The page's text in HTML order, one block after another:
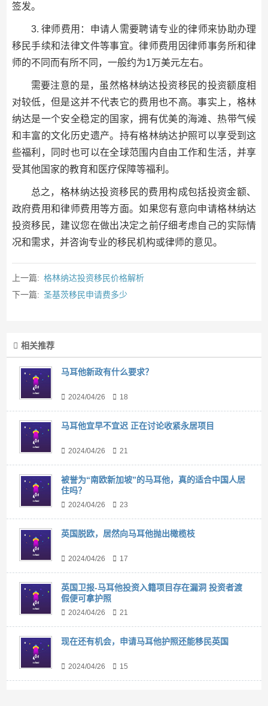
签发。
3. 律师费用：申请人需要聘请专业的律师来协助办理
移民手续和法律文件等事宜。律师费用因律师事务所和律
师的不同而有所不同，一般约为1万美元左右。
需要注意的是，虽然格林纳达投资移民的投资额度相
对较低，但是这并不代表它的费用也不高。事实上，格林
纳达是一个安全稳定的国家，拥有优美的海滩、热带气候
和丰富的文化历史遗产。持有格林纳达护照可以享受到这
些福利，同时也可以在全球范围内自由工作和生活，并享
受其他国家的教育和医疗保障等福利。
总之，格林纳达投资移民的费用构成包括投资金额、
政府费用和律师费用等方面。如果您有意向申请格林纳达
投资移民，建议您在做出决定之前仔细考虑自己的实际情
况和需求，并咨询专业的移民机构或律师的意见。
上一篇: 格林纳达投资移民价格解析
下一篇: 圣基茨移民申请费多少
相关推荐
马耳他新政有什么要求？
2024/04/26 18
马耳他宜早不宜迟 正在讨论收紧永居项目
2024/04/26 21
被誉为“南欧新加坡”的马耳他，真的适合中国人居
住吗？
2024/04/26 23
英国脱欧，居然向马耳他抛出橄榄枝
2024/04/26 17
英国卫报-马耳他投资入籍项目存在漏洞 投资者渡
假便可拿护照
2024/04/26 21
现在还有机会，申请马耳他护照还能移民英国
2024/04/26 15